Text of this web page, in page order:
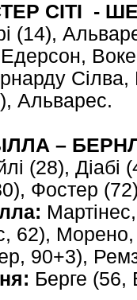
СІТІ -
(14),
Едерсон,
Альварес.
–
(28), Діабі
Фостер
62), Морено,
90+3),
Берге (56,